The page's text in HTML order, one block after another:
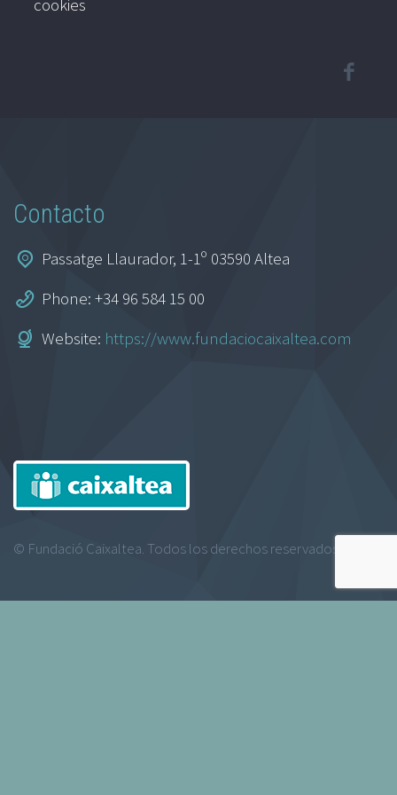
cookies
Contacto
Passatge Llaurador, 1-1º 03590 Altea
Phone: +34 96 584 15 00
Website: https://www.fundaciocaixaltea.com
© Fundació Caixaltea. Todos los derechos reservados